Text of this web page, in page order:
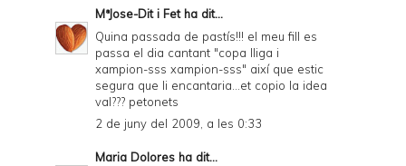
MªJose-Dit i Fetha dit...
Quina passada de pastís!!! el meu fill es
passa el dia cantant "copa lliga i
xampion-sss xampion-sss" així que estic
segura que li encantaria...et copio la idea
val??? petonets
2 de juny del 2009, a les 0:33
Maria Dolores ha dit...